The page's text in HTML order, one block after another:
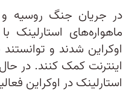
در جریان جنگ روسیه و
ماهواره‌های
اوکراین شدند و
استارلینک در اوکراین